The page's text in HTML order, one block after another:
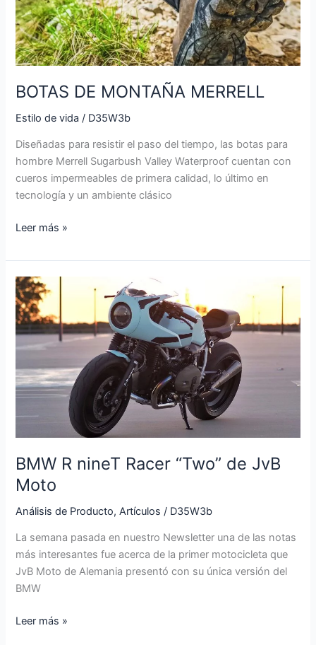
BOTAS DE MONTAÑA MERRELL
Estilo de vida / D35W3b
Diseñadas para resistir el paso del tiempo, las botas para
hombre Merrell Sugarbush Valley Waterproof cuentan con
cueros impermeables de primera calidad, lo último en
tecnología y un ambiente clásico
Leer más »
BMW R nineT Racer “Two” de JvB
Moto
Análisis de Producto,Artículos / D35W3b
La semana pasada en nuestro Newsletter una de las notas
más interesantes fue acerca de la primer motocicleta que
JvB Moto de Alemania presentó con su única versión del
BMW
BMW
R
nineT
Racer
“Two”
de
JvB
Leer más »